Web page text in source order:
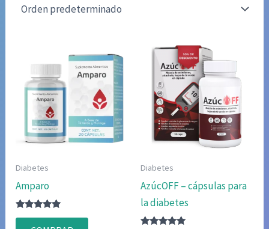
Diabetes
Amparo
Valorado
Diabetes
AzúcOFF – cápsulas para
la diabetes